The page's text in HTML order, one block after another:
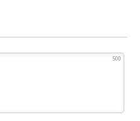
500